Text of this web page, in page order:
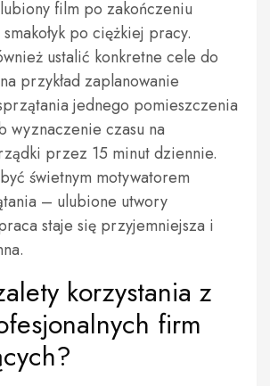
film po zakończeniu
po ciężkiej pracy.
ustalić konkretne cele do
przykład zaplanowanie
jednego pomieszczenia
wyznaczenie czasu na
przez 15 minut dziennie.
świetnym motywatorem
– ulubione utwory
staje się przyjemniejsza i
korzystania z
firm